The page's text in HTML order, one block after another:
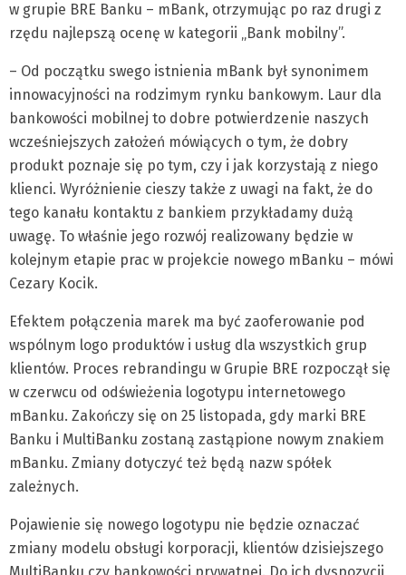
w grupie BRE Banku – mBank, otrzymując po raz drugi z
rzędu najlepszą ocenę w kategorii „Bank mobilny”.
– Od początku swego istnienia mBank był synonimem
innowacyjności na rodzimym rynku bankowym. Laur dla
bankowości mobilnej to dobre potwierdzenie naszych
wcześniejszych założeń mówiących o tym, że dobry
produkt poznaje się po tym, czy i jak korzystają z niego
klienci. Wyróżnienie cieszy także z uwagi na fakt, że do
tego kanału kontaktu z bankiem przykładamy dużą
uwagę. To właśnie jego rozwój realizowany będzie w
kolejnym etapie prac w projekcie nowego mBanku – mówi
Cezary Kocik.
Efektem połączenia marek ma być zaoferowanie pod
wspólnym logo produktów i usług dla wszystkich grup
klientów. Proces rebrandingu w Grupie BRE rozpoczął się
w czerwcu od odświeżenia logotypu internetowego
mBanku. Zakończy się on 25 listopada, gdy marki BRE
Banku i MultiBanku zostaną zastąpione nowym znakiem
mBanku. Zmiany dotyczyć też będą nazw spółek
zależnych.
Pojawienie się nowego logotypu nie będzie oznaczać
zmiany modelu obsługi korporacji, klientów dzisiejszego